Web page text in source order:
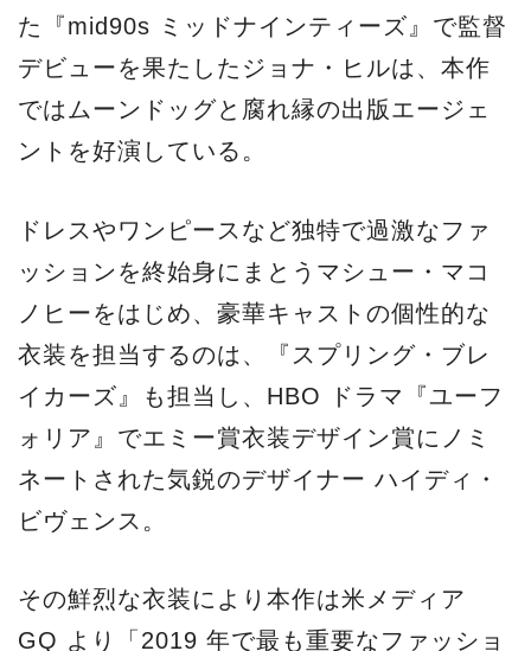
た『mid90s ミッドナインティーズ』で監督
デビューを果たしたジョナ・ヒルは、本作
ではムーンドッグと腐れ縁の出版エージェ
ントを好演している。
ドレスやワンピースなど独特で過激なファ
ッションを終始身にまとうマシュー・マコ
ノヒーをはじめ、豪華キャストの個性的な
衣装を担当するのは、『スプリング・ブレ
イカーズ』も担当し、HBO ドラマ『ユーフ
ォリア』でエミー賞衣装デザイン賞にノミ
ネートされた気鋭のデザイナー ハイディ・
ビヴェンス。
その鮮烈な衣装により本作は米メディア
GQ より「2019 年で最も重要なファッショ